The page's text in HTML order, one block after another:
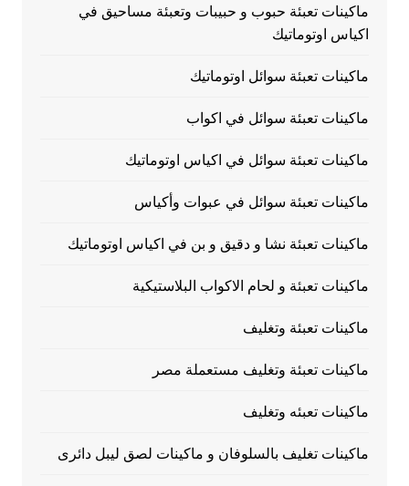
ماكينات تعبئة حبوب و حبيبات وتعبئة مساحيق في
اكياس اوتوماتيك
ماكينات تعبئة سوائل اوتوماتيك
ماكينات تعبئة سوائل في اكواب
ماكينات تعبئة سوائل في اكياس اوتوماتيك
ماكينات تعبئة سوائل في عبوات وأكياس
ماكينات تعبئة نشا و دقيق و بن في اكياس اوتوماتيك
ماكينات تعبئة و لحام الاكواب البلاستيكية
ماكينات تعبئة وتغليف
ماكينات تعبئة وتغليف مستعملة مصر
ماكينات تعبئه وتغليف
ماكينات تغليف بالسلوفان و ماكينات لصق ليبل دائرى